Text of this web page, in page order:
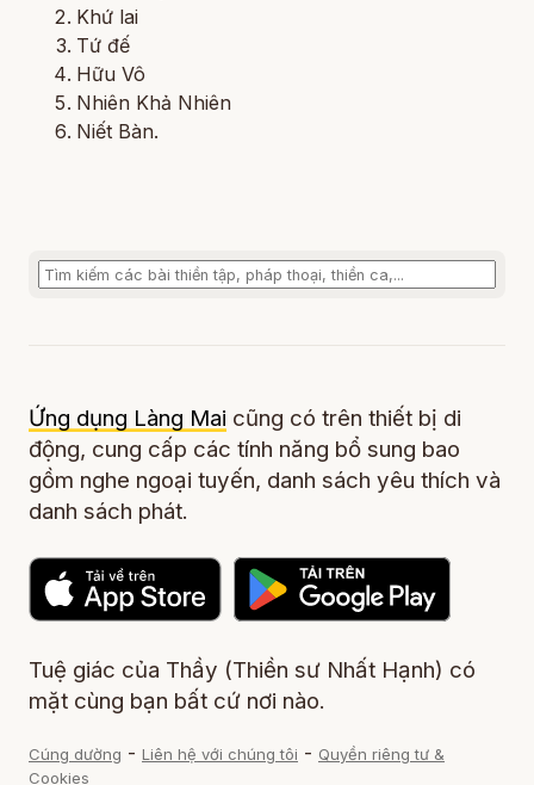
Khứ lai
Tứ đế
Hữu Vô
Nhiên Khả Nhiên
Niết Bàn.
Ứng dụng Làng Mai cũng có trên thiết bị di
động, cung cấp các tính năng bổ sung bao
gồm nghe ngoại tuyến, danh sách yêu thích và
danh sách phát.
Tuệ giác của Thầy (Thiền sư Nhất Hạnh) có
mặt cùng bạn bất cứ nơi nào.
Cúng dường - Liên hệ với chúng tôi - Quyền riêng tư &
Cookies